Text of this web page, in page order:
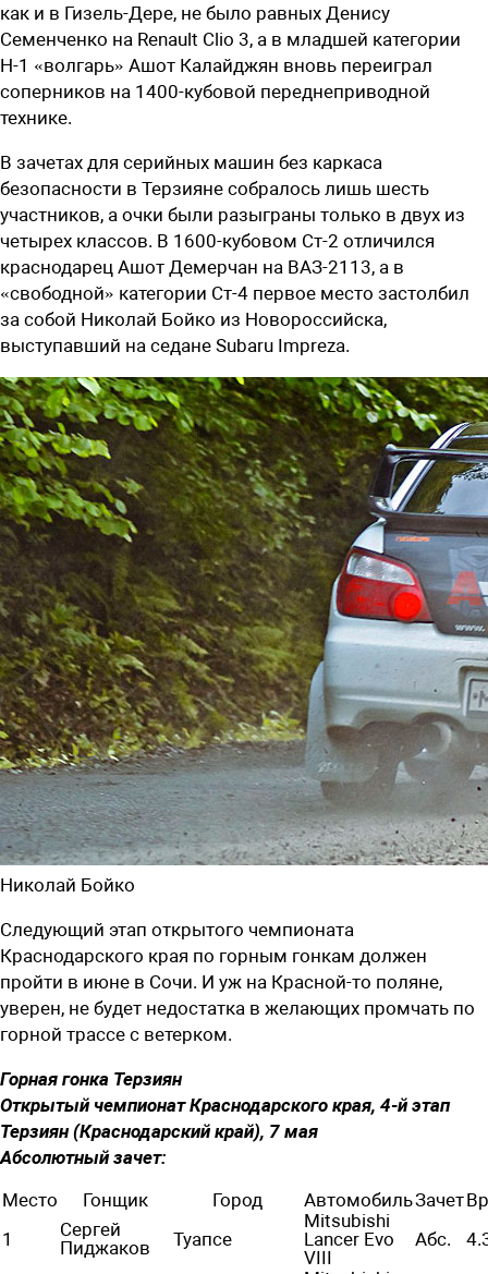
как и в Гизель-Дере, не было равных Денису
Семенченко на Renault Clio 3, а в младшей категории
Н-1 «волгарь» Ашот Калайджян вновь переиграл
соперников на 1400-кубовой переднеприводной
технике.
В зачетах для серийных машин без каркаса
безопасности в Терзияне собралось лишь шесть
участников, а очки были разыграны только в двух из
четырех классов. В 1600-кубовом Ст-2 отличился
краснодарец Ашот Демерчан на ВАЗ-2113, а в
«свободной» категории Ст-4 первое место застолбил
за собой Николай Бойко из Новороссийска,
выступавший на седане Subaru Impreza.
Николай Бойко
Следующий этап открытого чемпионата
Краснодарского края по горным гонкам должен
пройти в июне в Сочи. И уж на Красной-то поляне,
уверен, не будет недостатка в желающих промчать по
горной трассе с ветерком.
Горная гонка Терзиян
Открытый чемпионат Краснодарского края, 4-й этап
Терзиян (Краснодарский край), 7 мая
Абсолютный зачет:
Место
Гонщик Город АвтомобильЗачет
1
Сергей
Пиджаков
Туапсе
Mitsubishi
Lancer Evo
VIII
Абс.